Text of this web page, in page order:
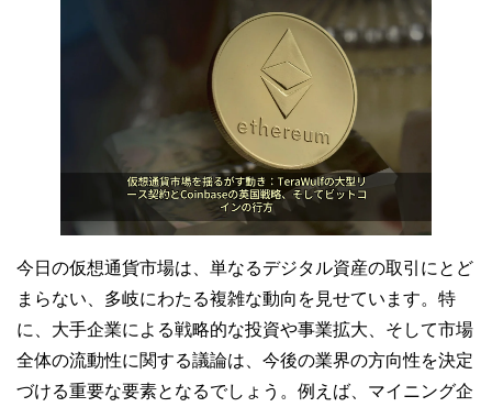
今日の仮想通貨市場は、単なるデジタル資産の取引にとど
まらない、多岐にわたる複雑な動向を見せています。特
に、大手企業による戦略的な投資や事業拡大、そして市場
全体の流動性に関する議論は、今後の業界の方向性を決定
づける重要な要素となるでしょう。例えば、マイニング企